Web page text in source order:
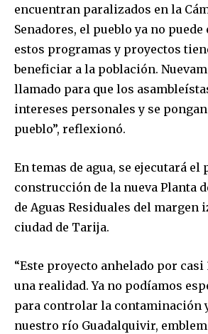
Join our community
SUBSCRIBERS and
conversation.
To subscribe, simply enter your email
or click the subscribe button below. Don't
safe with us.
SUBSCRIBE
encuentran paralizados en la
Senadores, el pueblo ya no puede
estos programas y proyectos
beneficiar a la población.
llamado para que los
intereses personales y se
pueblo”, reflexionó.
En temas de agua, se ejecutará el
construcción de la nueva Planta
de Aguas Residuales del margen
ciudad de Tarija.
“Este proyecto anhelado por casi
una realidad. Ya no podíamos
para controlar la contaminación
nuestro río Guadalquivir,